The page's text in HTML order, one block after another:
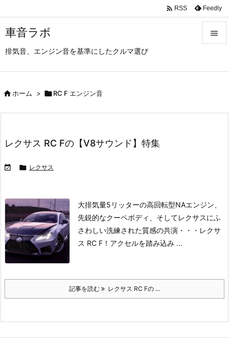
車音ラボ
排気音、エンジン音を基準にしたクルマ選び

 RSS Feedly
ホーム > RC F エンジン音
レクサス RC Fの【V8サウンド】特集
  レクサス
大排気量5リッターの高回転型NAエンジン、
先鋭的なクーペボディ、 そしてレクサスにふ
さわしい洗練された質感の共演・・・ レクサ
ス RC F！ アクセルを踏み込み ...
記事を読む レクサス RC Fの ...